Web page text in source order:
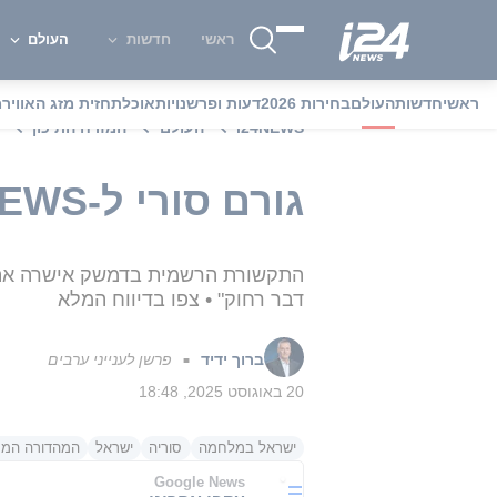
ראשי חדשות העולם
ראשיחדשותהעולםבחירות 2026 דעות ופרשנויותאוכלתחזית מזג האוויר
i24NEWS
העולם המזרח התיכון
גורם סורי ל-i24NEWS: "מתקרבים להסכם ביטחוני עם ישראל"
התקשורת הרשמית בדמשק אישרה את
דבר רחוק" • צפו בדיווח המלא
ברוך ידיד ■ פרשן לענייני ערבים
20 באוגוסט 2025, 18:48
ישראל במלחמה סוריה ישראל המהדורה
Google News